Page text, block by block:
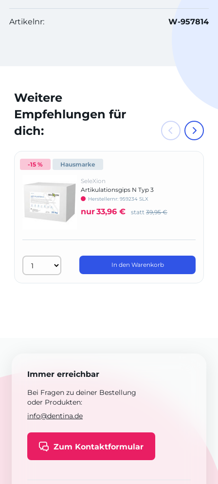
Artikelnr: W-957814
Weitere
Empfehlungen für
dich:
-15 % Hausmarke
SeleXion
Artikulationsgips N Typ 3
Herstellernr: 959234 SLX
nur33,96 € statt 39,95 €
In den Warenkorb
Immer erreichbar
Bei Fragen zu deiner Bestellung
oder Produkten:
info@dentina.de
Zum Kontaktformular